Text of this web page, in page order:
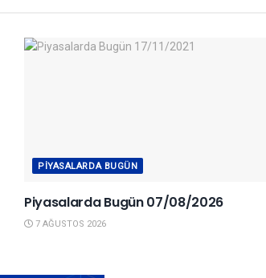
PIYASALARDA BUGÜN
Piyasalarda Bugün 07/08/2026
7 AĞUSTOS 2026